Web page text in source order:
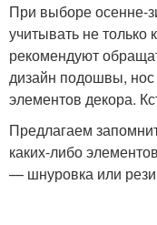
При выборе осенне-
учитывать не
рекомендуют
дизайн подошвы,
элементов декора.
Предлагаем
каких-либо
— шнуровка или